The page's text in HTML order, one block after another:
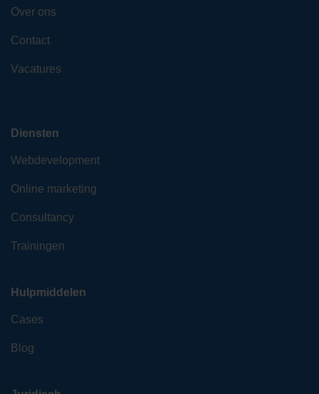
Over ons
Contact
Vacatures
Diensten
Webdevelopment
Online marketing
Consultancy
Trainingen
Hulpmiddelen
Cases
Blog